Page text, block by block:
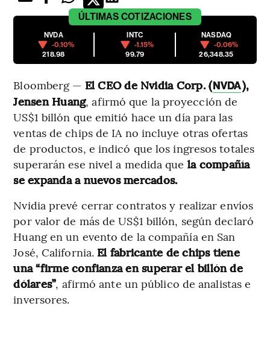
ÚLTIMAS COTIZACIONES
NVDA
-0.10%
218.98
INTC
-1.15%
99.79
NASDAQ
-0.06%
26,348.35
Bloomberg — El CEO de Nvidia Corp. (NVDA),
Jensen Huang, afirmó que la proyección de
US$1 billón que emitió hace un día para las
ventas de chips de IA no incluye otras ofertas
de productos, e indicó que los ingresos totales
superarán ese nivel a medida que la compañía
se expanda a nuevos mercados.
Nvidia prevé cerrar contratos y realizar envíos
por valor de más de US$1 billón, según declaró
Huang en un evento de la compañía en San
José, California. El fabricante de chips tiene
una “firme confianza en superar el billón de
dólares”, afirmó ante un público de analistas e
inversores.